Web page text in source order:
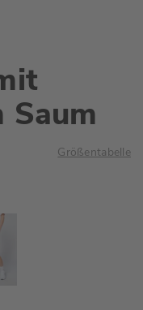
Saum
Größentabelle